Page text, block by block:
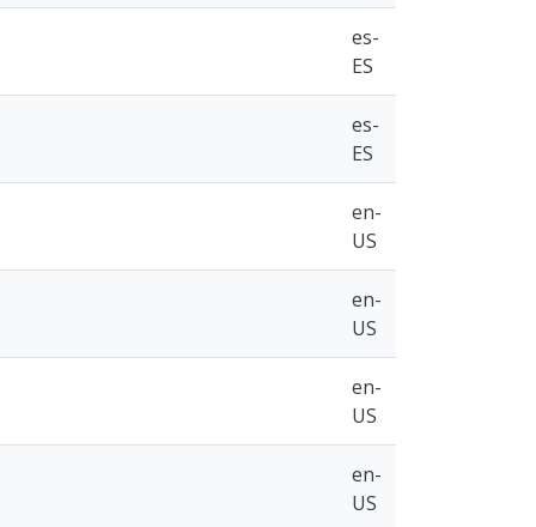
es-
ES
es-
ES
en-
US
en-
US
en-
US
en-
US